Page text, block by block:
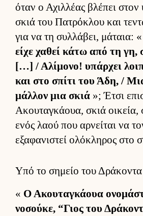
όταν ο Αχιλ­λέας βλέπει στον
σκιά του Πατρόκλου και
για να τη συλ­λάβει, μάταια: «
είχε χαθεί κάτω από τη γη,
[…] / Αλίμονο! υπάρ­χει
και στο σπίτι του Άδη, /
μάλ­λον μια σκιά »; Έτσι
Ακου­ταγκάουα, σκιά οι­κεία,
ενός λαού που αρ­νεί­ται να
εξαφανιστεί ολόκληρος στο
Υπό το σημείο του Δράκοντα
« Ο Ακου­ταγκάουα
νοσού­κε, “Γιος του